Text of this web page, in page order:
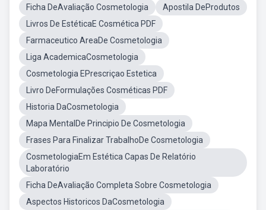
Ficha DeAvaliação Cosmetologia
Apostila DeProdutos
Livros De EstéticaE Cosmética PDF
Farmaceutico AreaDe Cosmetologia
Liga AcademicaCosmetologia
Cosmetologia EPrescriçao Estetica
Livro DeFormulações Cosméticas PDF
Historia DaCosmetologia
Mapa MentalDe Principio De Cosmetologia
Frases Para Finalizar TrabalhoDe Cosmetologia
CosmetologiaEm Estética Capas De Relatório
Laboratório
Ficha DeAvaliação Completa Sobre Cosmetologia
Aspectos Historicos DaCosmetologia